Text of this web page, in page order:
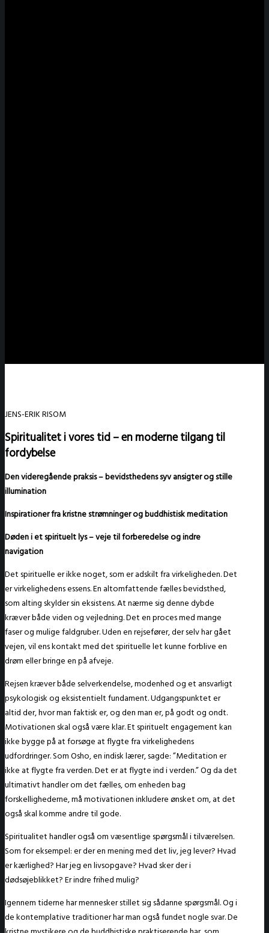
JENS-ERIK RISOM
Spiritualitet i vores tid – en moderne tilgang til
fordybelse
Denvideregåendepraksis – bevidsthedens syv ansigter og stille
illumination
Inspirationer fra kristne strømninger og buddhistisk meditation
Døden i et spirituelt lys – veje til forberedelse og indre
navigation
Det spirituelle er ikke noget, som er adskilt fra virkeligheden. Det
er virkelighedens essens. En altomfattende fælles bevidsthed,
som alting skylder sin eksistens. At nærme sig denne dybde
kræver både viden og vejledning. Det en proces med mange
faser og mulige faldgruber. Uden en rejsefører, der selv har gået
vejen, vil ens kontakt med det spirituelle let kunne forblive en
drøm eller bringe en på afveje.
Rejsen kræver både selverkendelse, modenhed og et ansvarligt
psykologisk og eksistentielt fundament. Udgangspunktet er
altid der, hvor man faktisk er, og den man er, på godt og ondt.
Motivationen skal også være klar. Et spirituelt engagement kan
ikke bygge på at forsøge at flygte fra virkelighedens
udfordringer. Som Osho, en indisk lærer, sagde: ”Meditation er
ikke at flygte fra verden. Det er at flygte ind i verden.” Og da det
ultimativt handler om det fælles, om enheden bag
forskellighederne, må motivationen inkludere ønsket om, at det
også skal komme andre til gode.
Spiritualitet handler også om væsentlige spørgsmål i tilværelsen.
Som for eksempel: er der en mening med det liv, jeg lever? Hvad
er kærlighed? Har jeg en livsopgave? Hvad sker der i
dødsøjeblikket? Er indre frihed mulig?
Igennem tiderne har mennesker stillet sig sådanne spørgsmål. Og i
de kontemplative traditioner har man også fundet nogle svar. De